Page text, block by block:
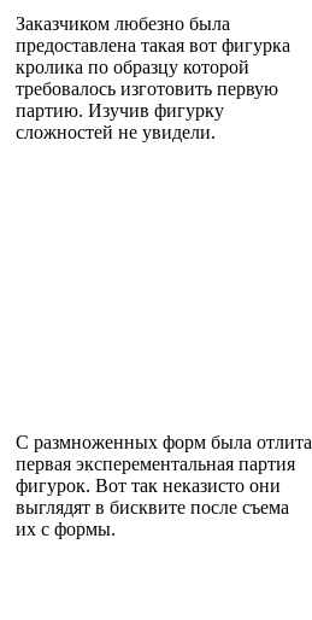
Заказчиком любезно была
предоставлена такая вот фигурка
кролика по образцу которой
требовалось изготовить первую
партию. Изучив фигурку
сложностей не увидели.
С размноженных форм была отлита
первая эксперементальная партия
фигурок. Вот так неказисто они
выглядят в бисквите после съема
их с формы.